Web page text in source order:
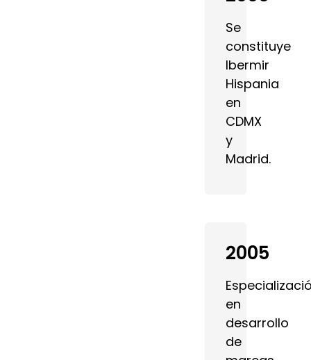
Se
constituye
Ibermir
Hispania
en
CDMX
y
Madrid.
2005
en
desarrollo
de